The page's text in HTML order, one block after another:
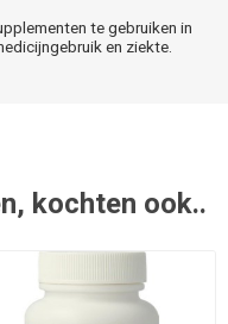
te gebruiken in
en ziekte.
kochten ook..